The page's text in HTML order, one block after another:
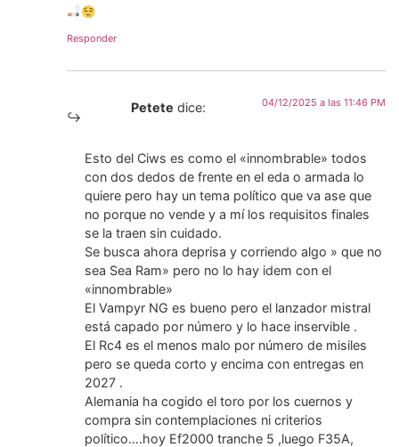
Responder
Petete dice: 04/12/2025 a las 11:46 PM
Esto del Ciws es como el «innombrable» todos
con dos dedos de frente en el eda o armada lo
quiere pero hay un tema político que va ase que
no porque no vende y a mí los requisitos finales
se la traen sin cuidado.
Se busca ahora deprisa y corriendo algo » que no
sea Sea Ram» pero no lo hay idem con el
«innombrable»
El Vampyr NG es bueno pero el lanzador mistral
está capado por número y lo hace inservible .
El Rc4 es el menos malo por número de misiles
pero se queda corto y encima con entregas en
2027 .
Alemania ha cogido el toro por los cuernos y
compra sin contemplaciones ni criterios
político….hoy Ef2000 tranche 5 ,luego F35A,